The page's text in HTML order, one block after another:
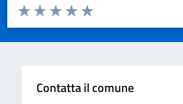
Domanda
Valuta da 1 a 5 stelle la pagina
Valuta 5 stelle su 5
Valuta 4 stelle su 5
Valuta 3 stelle su 5
Valuta 2 stelle su 5
Valuta 1 stelle su 5
Contatta il comune